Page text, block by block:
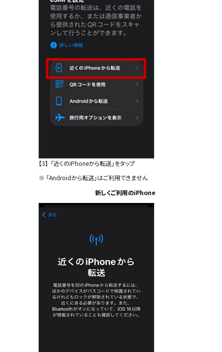
【3】 「近くのiPhoneから転送」をタップ
※ 「Androidから転送」はご利用できません
新しくご利用のiPhone